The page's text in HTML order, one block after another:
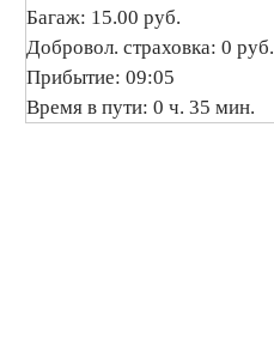
Багаж: 15.00 руб.
Добровол. страховка: 0 руб.
Прибытие: 09:05
Время в пути: 0 ч. 35 мин.